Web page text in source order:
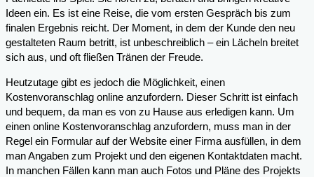
Ideen ein. Es ist eine Reise, die vom ersten Gespräch bis zum
finalen Ergebnis reicht. Der Moment, in dem der Kunde den neu
gestalteten Raum betritt, ist unbeschreiblich – ein Lächeln breitet
sich aus, und oft fließen Tränen der Freude.
Heutzutage gibt es jedoch die Möglichkeit, einen
Kostenvoranschlag online anzufordern. Dieser Schritt ist einfach
und bequem, da man es von zu Hause aus erledigen kann. Um
einen online Kostenvoranschlag anzufordern, muss man in der
Regel ein Formular auf der Website einer Firma ausfüllen, in dem
man Angaben zum Projekt und den eigenen Kontaktdaten macht.
In manchen Fällen kann man auch Fotos und Pläne des Projekts